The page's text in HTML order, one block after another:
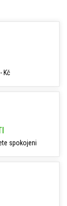
Kč
spokojeni